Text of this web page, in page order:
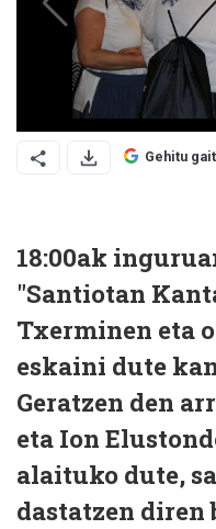
Gehitu
18:00ak
"Santiotan
Txerminen eta
eskaini dute
Geratzen den
eta Ion
alaituko dute,
dastatzen